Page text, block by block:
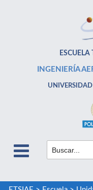
INGENIERÍA